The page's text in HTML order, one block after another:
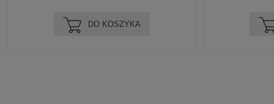
DO KOSZYKA